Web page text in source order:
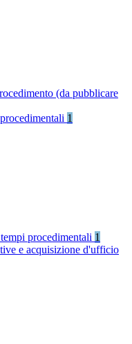
(da pubblicare
1
procedimentali 1
e acquisizione d'ufficio